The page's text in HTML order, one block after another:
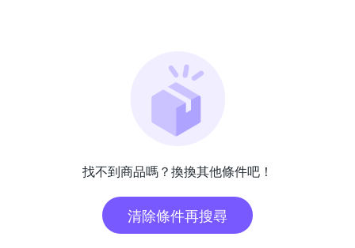
找不到商品嗎？換換其他條件吧！
清除條件再搜尋